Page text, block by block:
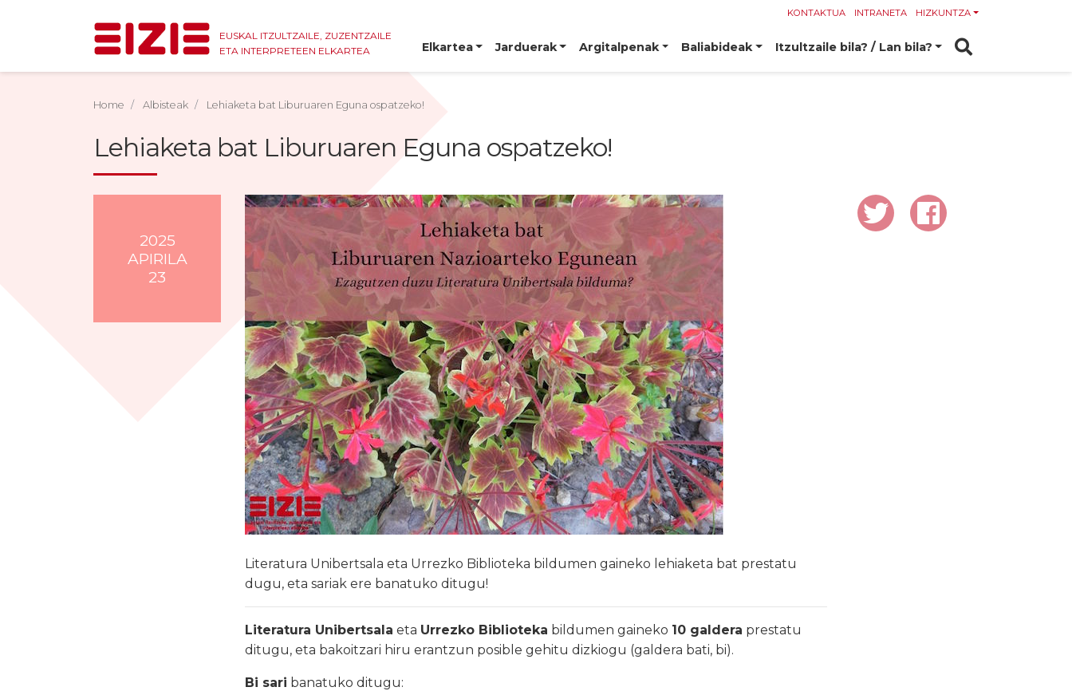
EUSKAL ITZULTZAILE, ZUZENTZAILE
ETA INTERPRETEEN ELKARTEA
KONTAKTUA INTRANETA HIZKUNTZA
Elkartea Jarduerak Argitalpenak Baliabideak Itzultzaile bila? / Lan bila?
Home Albisteak Lehiaketa bat Liburuaren Eguna ospatzeko!
Lehiaketa bat Liburuaren Eguna ospatzeko!
2025
APIRILA
23
Literatura Unibertsala eta Urrezko Biblioteka bildumen gaineko lehiaketa bat prestatu
dugu, eta sariak ere banatuko ditugu!
Literatura Unibertsala eta Urrezko Biblioteka bildumen gaineko 10 galdera prestatu
ditugu, eta bakoitzari hiru erantzun posible gehitu dizkiogu (galdera bati, bi).
Bi sari banatuko ditugu: